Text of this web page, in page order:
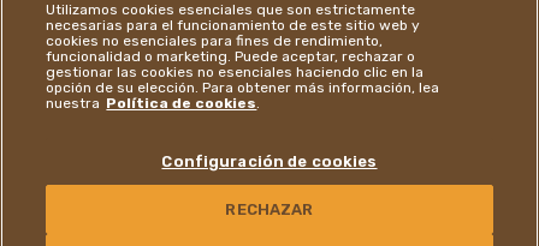
CONTÁCTENOS
Youtube Channel
Instagram
LinkedIn
Utilizamos cookies esenciales que son estrictamente
necesarias para el funcionamiento de este sitio web y
cookies no esenciales para fines de rendimiento,
funcionalidad o marketing. Puede aceptar, rechazar o
gestionar las cookies no esenciales haciendo clic en la
opción de su elección. Para obtener más información, lea
nuestra Política de cookies.
Configuración de cookies
RECHAZAR